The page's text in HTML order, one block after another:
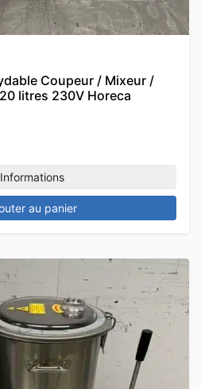
Coupeur / Mixeur /
litres 230V Horeca
Informations
au panier